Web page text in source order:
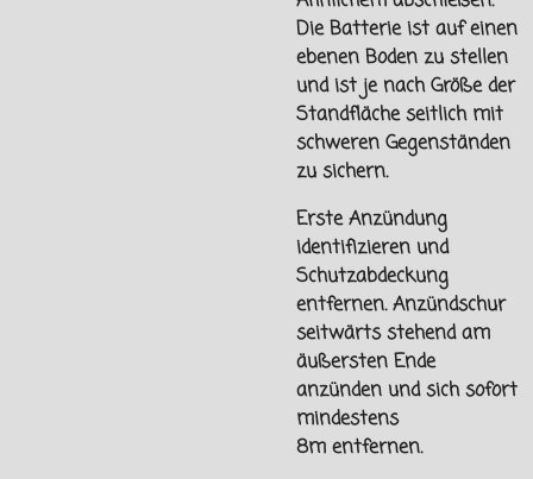
Die Batterie ist auf einen
ebenen Boden zu stellen
und ist je nach Größe der
Standfläche seitlich mit
schweren Gegenständen
zu sichern.
Erste Anzündung
identifizieren und
Schutzabdeckung
entfernen. Anzündschur
seitwärts stehend am
äußersten Ende
anzünden und sich sofort
mindestens
8m entfernen.